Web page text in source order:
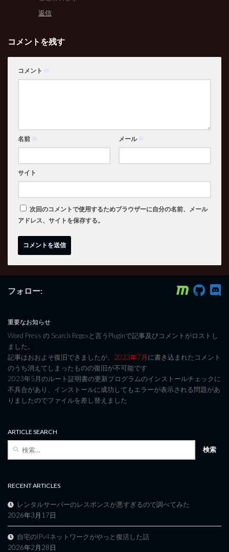
返信
コメントを残す
コメント ※
名前 ※ メール ※
サイト
次回のコメントで使用するためブラウザーに自分の名前、メール
アドレス、サイトを保存する。
フォロー:
重要なお知らせ
Word Press の Search Regexと言うPluginで記事及びコメントがロストし
ました。
記事はおおよそ復旧できましたが、 2023年7月に書き込まれたコメント
のうち消えてしまったものの復旧が不可能です
2023年5月のルート証明書の更新プログラムのインストールチェックに
不具合があり、インストールに成功してもエラーが表示される問題があ
りましたのでファイルを差し替えました
ARTICLE SEARCH
RECENT ARTICLES
レンタルサーバーのレスポンスが悪すぎるので調べてみた
2026年3月17日
自宅のIPv4ネットワークがやっと復活した話
2026年2月28日